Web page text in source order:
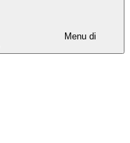
Menu di